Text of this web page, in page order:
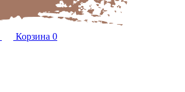
Корзина 0